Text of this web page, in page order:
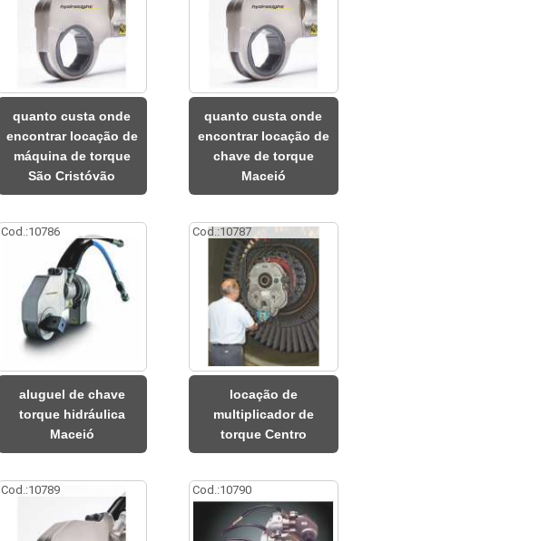
quanto custa onde
encontrar locação de
máquina de torque
São Cristóvão
quanto custa onde
encontrar locação de
chave de torque
Maceió
Cod.:10786
aluguel de chave
torque hidráulica
Maceió
Cod.:10787
locação de
multiplicador de
torque Centro
Cod.:10789 Cod.:10790